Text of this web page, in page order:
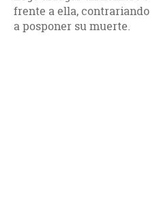
frente a ella,
a posponer su muerte.